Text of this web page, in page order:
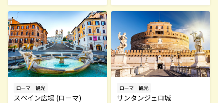
ローマ 観光
スペイン広場 (ローマ)
ローマ 観光
サンタンジェロ城